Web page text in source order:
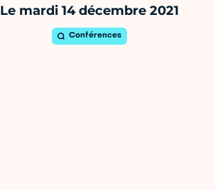
Le mardi 14 décembre 2021
Conférences